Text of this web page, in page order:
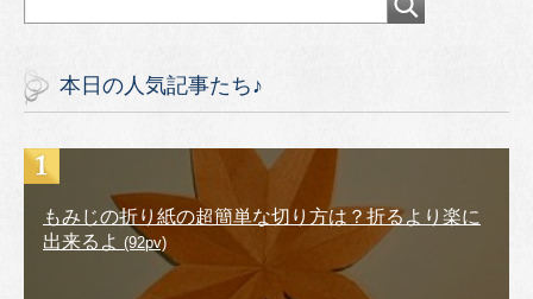
本日の人気記事たち♪
もみじの折り紙の超簡単な切り方は？折るより楽に
出来るよ (92pv)